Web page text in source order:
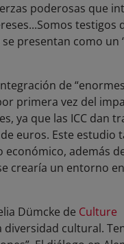
poderosas que
testigos
presentan como un
de “enormes
primera vez del
ya que las ICC dan
euros. Este estudio
además
crearía un entorno
Dümcke de Culture
cultural.